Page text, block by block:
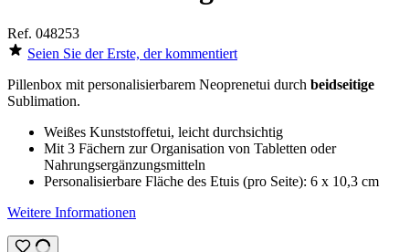
Ref. 048253
Seien Sie der Erste, der kommentiert
Pillenbox mit personalisierbarem Neoprenetui durch beidseitige
Sublimation.
Weißes Kunststoffetui, leicht durchsichtig
Mit 3 Fächern zur Organisation von Tabletten oder
Nahrungsergänzungsmitteln
Personalisierbare Fläche des Etuis (pro Seite): 6 x 10,3 cm
Weitere Informationen